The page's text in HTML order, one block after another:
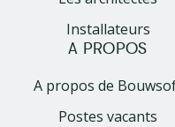
Installateurs
A PROPOS
A propos de
Postes vacants